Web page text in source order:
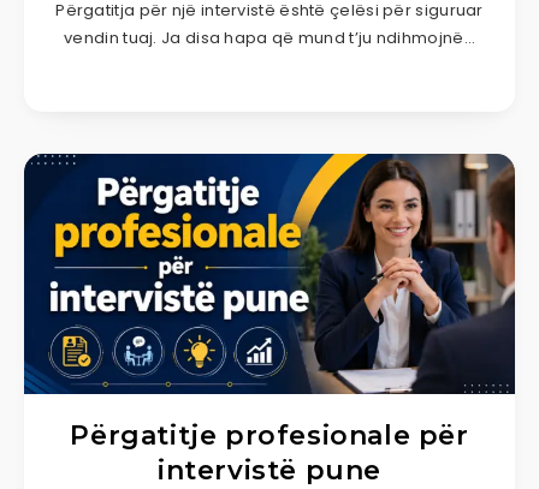
Përgatitja për një intervistë është çelësi për siguruar
vendin tuaj. Ja disa hapa që mund t’ju ndihmojnë…
Përgatitje profesionale për
intervistë pune